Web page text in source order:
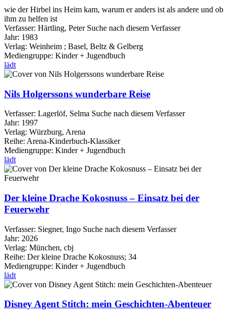
wie der Hirbel ins Heim kam, warum er anders ist als andere und ob
ihm zu helfen ist
Verfasser: Härtling, Peter Suche nach diesem Verfasser
Jahr: 1983
Verlag: Weinheim ; Basel, Beltz & Gelberg
Mediengruppe: Kinder + Jugendbuch
lädt
Nils Holgerssons wunderbare Reise
Verfasser: Lagerlöf, Selma Suche nach diesem Verfasser
Jahr: 1997
Verlag: Würzburg, Arena
Reihe: Arena-Kinderbuch-Klassiker
Mediengruppe: Kinder + Jugendbuch
lädt
Der kleine Drache Kokosnuss – Einsatz bei der
Feuerwehr
Verfasser: Siegner, Ingo Suche nach diesem Verfasser
Jahr: 2026
Verlag: München, cbj
Reihe: Der kleine Drache Kokosnuss; 34
Mediengruppe: Kinder + Jugendbuch
lädt
Disney Agent Stitch: mein Geschichten-Abenteuer